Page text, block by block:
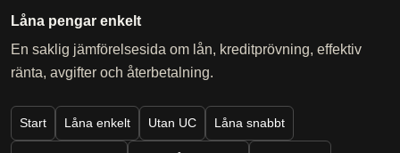
Låna pengar enkelt
En saklig jämförelsesida om lån, kreditprövning, effektiv
ränta, avgifter och återbetalning.
Start Låna enkelt Utan UC Låna snabbt